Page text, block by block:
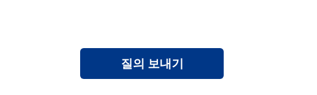
질의 보내기